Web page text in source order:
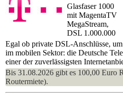
Glasfaser 1000
mit MagentaTV
MegaStream,
DSL 1.000.000
Egal ob private DSL-Anschlüsse,
im mobilen Sektor: die Deutsche
einer der zuverlässigsten
Bis 31.08.2026 gibt es 100,00 Euro
Routermiete).